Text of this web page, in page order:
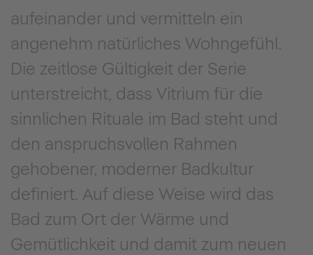
aufeinander und vermitteln ein
angenehm natürliches Wohngefühl.
Die zeitlose Gültigkeit der Serie
unterstreicht, dass Vitrium für die
sinnlichen Rituale im Bad steht und
den anspruchsvollen Rahmen
gehobener, moderner Badkultur
definiert. Auf diese Weise wird das
Bad zum Ort der Wärme und
Gemütlichkeit und damit zum neuen